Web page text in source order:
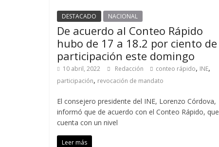
DESTACADO NACIONAL
De acuerdo al Conteo Rápido
hubo de 17 a 18.2 por ciento de
participación este domingo
10 abril, 2022 Redacción conteo rápido, INE,
participación, revocación de mandato
El consejero presidente del INE, Lorenzo Córdova,
informó que de acuerdo con el Conteo Rápido, que
cuenta con un nivel
Leer más